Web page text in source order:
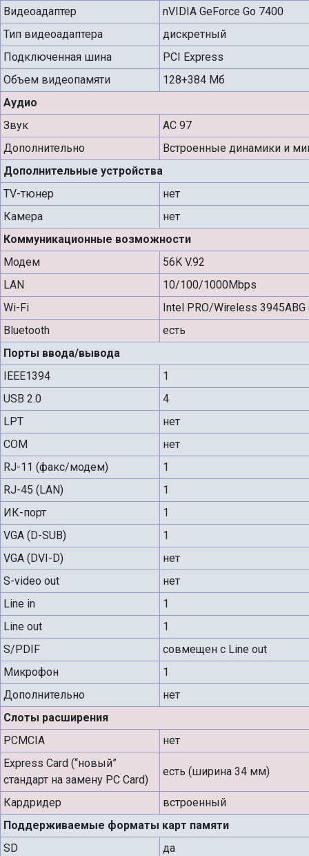
Видеоадаптер
nVIDIA GeForce Go 7400
Тип видеоадаптера
дискретный
Подключенная шина
PCI Express
Объем видеопамяти
128+384 Мб
Аудио
Звук
AC 97
Дополнительно
Встроенные динамики и
Дополнительные устройства
TV-тюнер
нет
Камера
нет
Коммуникационные возможности
Модем
56K V.92
LAN
10/100/1000Mbps
Wi-Fi
Intel PRO/Wireless
Bluetooth
есть
Порты ввода/вывода
IEEE1394
1
USB 2.0
4
LPT
нет
COM
нет
RJ-11 (факс/модем)
1
RJ-45 (LAN)
1
ИК-порт
1
VGA (D-SUB)
1
VGA (DVI-D)
нет
S-video out
нет
Line in
1
Line out
1
S/PDIF
совмещен с Line out
Микрофон
1
Дополнительно
нет
Слоты расширения
PCMCIA
нет
Express Card (“новый”
стандарт на замену PC Card)
есть (ширина 34 мм)
Кардридер
встроенный
Поддерживаемые форматы карт памяти
SD
да